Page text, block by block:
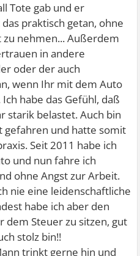
Tote gab und er
praktisch getan, ohne
zu nehmen... Außerdem
in andere
oder der auch
wenn Ihr mit dem Auto
habe das Gefühl, daß
starik belastet. Auch bin
gefahren und hatte somit
Seit 2011 habe ich
und nun fahre ich
ohne Angst zur Arbeit.
nie eine leidenschaftliche
habe ich aber den
dem Steuer zu sitzen, gut
stolz bin!!
trinkt gerne hin und